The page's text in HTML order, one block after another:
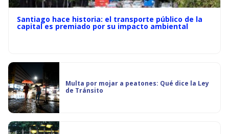
Santiago hace historia: el transporte público de la
capital es premiado por su impacto ambiental
Multa por mojar a peatones: Qué dice la Ley
de Tránsito